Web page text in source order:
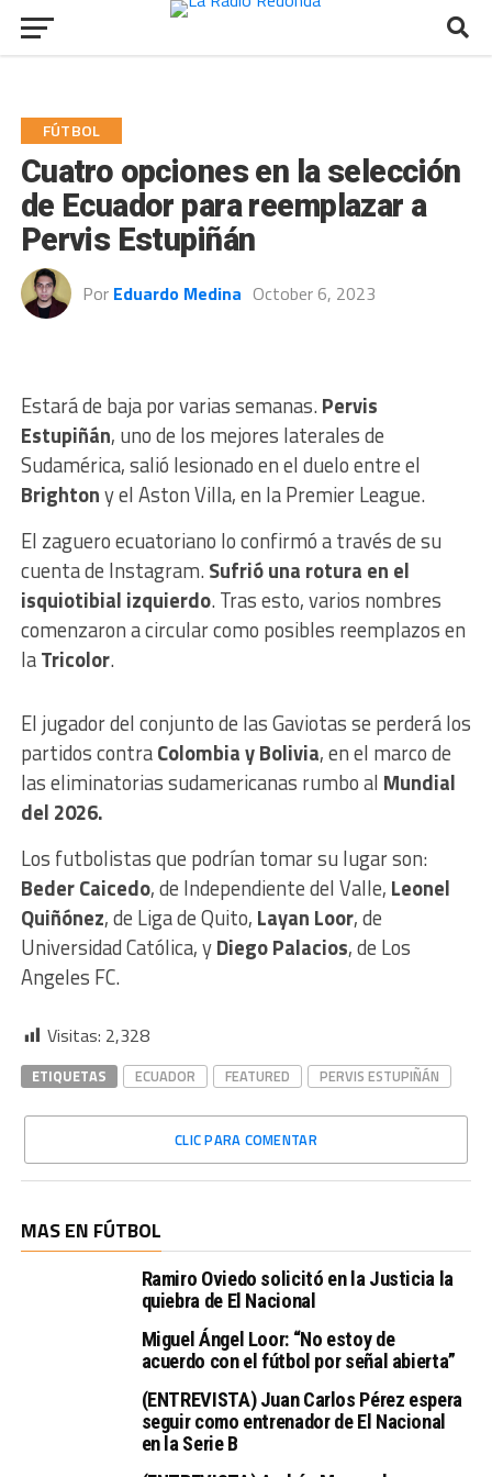
FÚTBOL
Cuatro opciones en la selección
de Ecuador para reemplazar a
Pervis Estupiñán
Por Eduardo Medina October 6, 2023
Estará de baja por varias semanas.Pervis
Estupiñán, uno de los mejores laterales de
Sudamérica, salió lesionado en el duelo entre el
Brightony el Aston Villa, en la Premier League.
El zaguero ecuatoriano lo confirmó a través de su
cuenta de Instagram.Sufrió una rotura en el
isquiotibial izquierdo. Tras esto, varios nombres
comenzaron a circular como posibles reemplazos en
laTricolor.
El jugador del conjunto de las Gaviotas se perderá los
partidos contraColombia y Bolivia, en el marco de
las eliminatorias sudamericanas rumbo al Mundial
del 2026.
Los futbolistas que podrían tomar su lugar son:
Beder Caicedo, de Independiente del Valle, Leonel
Quiñónez, de Liga de Quito, Layan Loor, de
Universidad Católica, yDiego Palacios, de Los
Angeles FC.
Visitas: 2,328
ETIQUETAS ECUADOR FEATURED PERVIS ESTUPIÑÁN
CLIC PARA COMENTAR
MAS EN FÚTBOL
Ramiro Oviedo solicitó en la Justicia la
quiebra de El Nacional
Miguel Ángel Loor: “No estoy de
acuerdo con el fútbol por señal abierta”
(ENTREVISTA) Juan Carlos Pérez espera
seguir como entrenador de El Nacional
en la Serie B